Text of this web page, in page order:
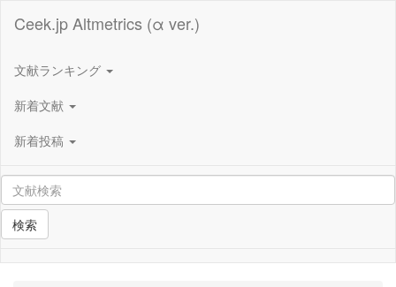
Ceek.jp Altmetrics (α ver.)
文献ランキング
新着文献
新着投稿
検索